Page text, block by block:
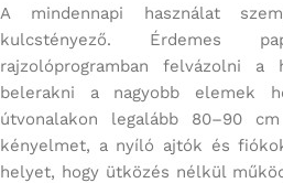
A mindennapi használat
kulcstényező. Érdemes
rajzolóprogramban felvázolni a
belerakni a nagyobb elemek
útvonalakon legalább 80–90
kényelmet, a nyíló ajtók és
helyet, hogy ütközés nélkül